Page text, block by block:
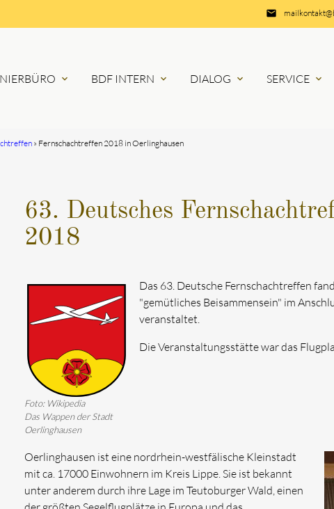
email
expand_more BDF INTERN expand_more DIALOG expand_more SERVICE expand_more
Fernschachtreffen 2018 in Oerlinghausen
63. Deutsches
2018
Foto: Wikipedia
Das Wappen der Stadt
Oerlinghausen
Das 63. Deutsche Fernschachtreffen
"gemütliches Beisammensein" im
veranstaltet.
Die Veranstaltungsstätte war das
Oerlinghausen ist eine nordrhein-westfälische Kleinstadt
mit ca. 17000 Einwohnern im Kreis Lippe. Sie ist bekannt
unter anderem durch ihre Lage im Teutoburger Wald, einen